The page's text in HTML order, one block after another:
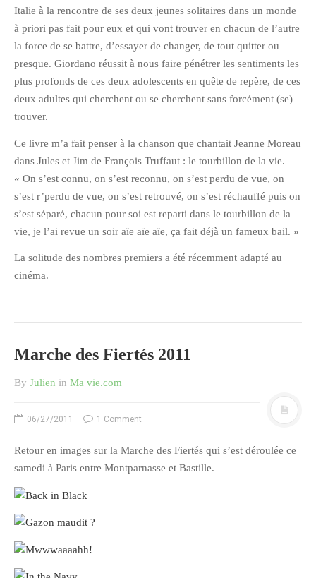
novembre 2011
octobre 2011
septembre 2011
août 2011
mars 2011
février 2011
janvier 2011
décembre 2010
novembre 2010
octobre 2010
juillet 2010
avril 2010
janvier 2010
décembre 2009
novembre 2009
Italie à la rencontre de ses deux jeunes solitaires dans un monde
à priori pas fait pour eux et qui vont trouver en chacun de l’autre
la force de se battre, d’essayer de changer, de tout quitter ou
presque. Giordano réussit à nous faire pénétrer les sentiments les
plus profonds de ces deux adolescents en quête de repère, de ces
deux adultes qui cherchent ou se cherchent sans forcément (se)
trouver.
Ce livre m’a fait penser à la chanson que chantait Jeanne Moreau
dans Jules et Jim de François Truffaut : le tourbillon de la vie.
« On s’est connu, on s’est reconnu, on s’est perdu de vue, on
s’est r’perdu de vue, on s’est retrouvé, on s’est réchauffé puis on
s’est séparé, chacun pour soi est reparti dans le tourbillon de la
vie, je l’ai revue un soir aïe aïe aïe, ça fait déjà un fameux bail. »
La solitude des nombres premiers a été récemment adapté au
cinéma.
Marche des Fiertés 2011
By Julien in Ma vie.com
06/27/2011 1 Comment
Retour en images sur la Marche des Fiertés qui s’est déroulée ce
samedi à Paris entre Montparnasse et Bastille.